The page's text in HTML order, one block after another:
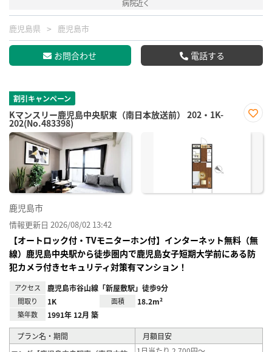
病院近く
鹿児島県 鹿児島市
お問合わせ 電話する
割引キャンペーン
Kマンスリー鹿児島中央駅東（南日本放送前） 202・1K-
202(No.483398)
に入
鹿児島市
情報更新日 2026/08/02 13:42
【オートロック付・TVモニターホン付】インターネット無料（無
線）鹿児島中央駅から徒歩圏内で鹿児島女子短期大学前にある防
犯カメラ付きセキュリティ対策有マンション！
アクセス 鹿児島市谷山線「新屋敷駅」徒歩9分
間取り 1K 面積 18.2m²
築年数 1991年 12月 築
プラン名・期間
月額目安